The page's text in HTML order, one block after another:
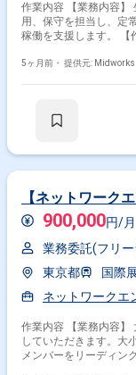
作業内容 【業務内容】 生命保険会社向けにネットワーク基盤の構築、運
用、保守を担当し、定
稼働を支援します。 【作業内容】 ・セキュリティシステムへのユーザー
作成 ・ネットワーク障害発生時の原因究明、復旧作業 ・全国拠点のWi-Fi
いたネットワーク機器の設定、構築 ・構築した
5ヶ月前・ 提供元: Midworks
【ネットワーク
900,000円/月
業務委託(フリ
東京都
国際
ネットワークエ
作業内容 【業務内容】 大手SIerでのネットワーク設計構築支援業務を担当
していただきます。大
メンバーをリーディン